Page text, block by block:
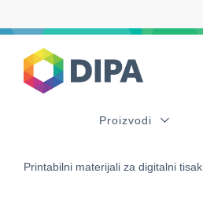
Proizvodi
Printabilni materijali za digitalni tisak